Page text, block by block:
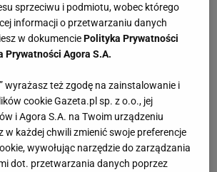
Warszawy przyleci nawet trzystu
. Fani z Manchesteru są w
z kibicami Złego. Na
sprzeciwu i podmiotu, wobec którego
informacji o przetwarzaniu danych
w dokumenciePolityka Prywatności
Prywatności Agora S.A.
wyrażasz też zgodę na zainstalowanie i
cookie Gazeta.pl sp. z o.o., jej
i Agora S.A. na Twoim urządzeniu
w każdej chwili zmienić swoje preferencje
wywołując narzędzie do zarządzania
dot. przetwarzania danych poprzez